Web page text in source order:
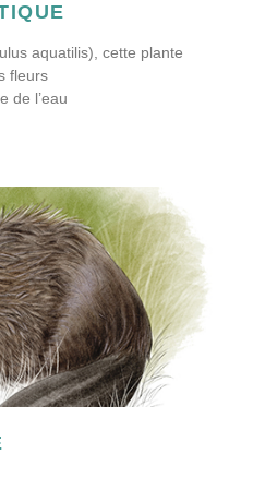
aquatilis), cette plante
fleurs
de l’eau